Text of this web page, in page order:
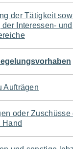
der Tätigkeit
Interessen- und
Aufträgen
oder Zuschüsse
Hand